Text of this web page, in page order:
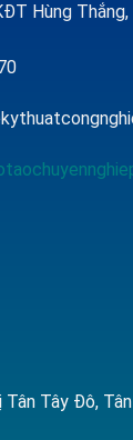
Hùng Thắng,
Tây Đô,